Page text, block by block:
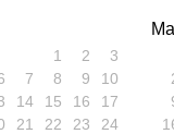
1 2
3
7 8 9
10
14 15 16
17
21 22 23
24